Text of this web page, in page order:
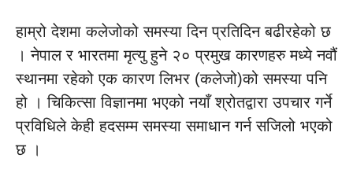
हाम्रो देशमा कलेजोको समस्या दिन प्रतिदिन बढीरहेको छ
। नेपाल र भारतमा मृत्यु हुने २० प्रमुख कारणहरु मध्ये नवौं
स्थानमा रहेको एक कारण लिभर (कलेजो)को समस्या पनि
हो । चिकित्सा विज्ञानमा भएको नयाँ श्रोतद्वारा उपचार गर्ने
प्रविधिले केही हदसम्म समस्या समाधान गर्न सजिलो भएको
छ ।